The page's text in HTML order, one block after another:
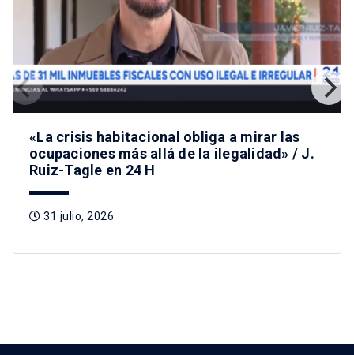
«La crisis habitacional obliga a mirar las
ocupaciones más allá de la ilegalidad» / J.
Ruiz-Tagle en 24 H
31 julio, 2026